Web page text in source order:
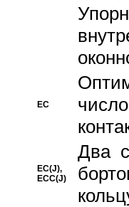
EC
EC(J),
ECC(J)
Два